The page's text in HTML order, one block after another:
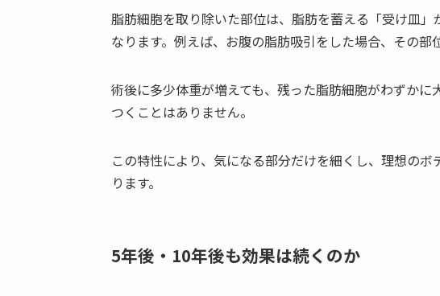
脂肪細胞を取り除いた部位は、脂肪を蓄える「受け皿
なります。例えば、お腹の脂肪吸引をした場合、その部
術後に多少体重が増えても、残った脂肪細胞がわずか
つくことはありません。
この特性により、気になる部分だけを細くし、理想の
ります。
5年後・10年後も効果は続くのか